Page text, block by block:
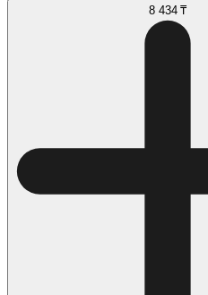
8 434 ₸